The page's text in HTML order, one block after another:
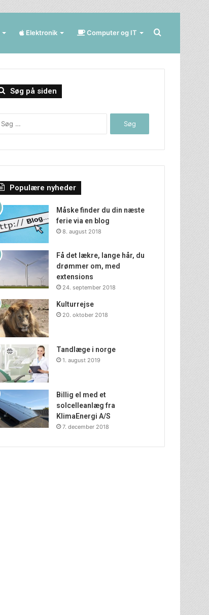
Elektronik Computer og IT Søg
efter
Søg på siden
Populære nyheder
Måske finder du din næste
ferie via en blog
8. august 2018
Få det lækre, lange hår, du
drømmer om, med
extensions
24. september 2018
Kulturrejse
20. oktober 2018
Tandlæge i norge
1. august 2019
Billig el med et
solcelleanlæg fra
KlimaEnergi A/S
7. december 2018